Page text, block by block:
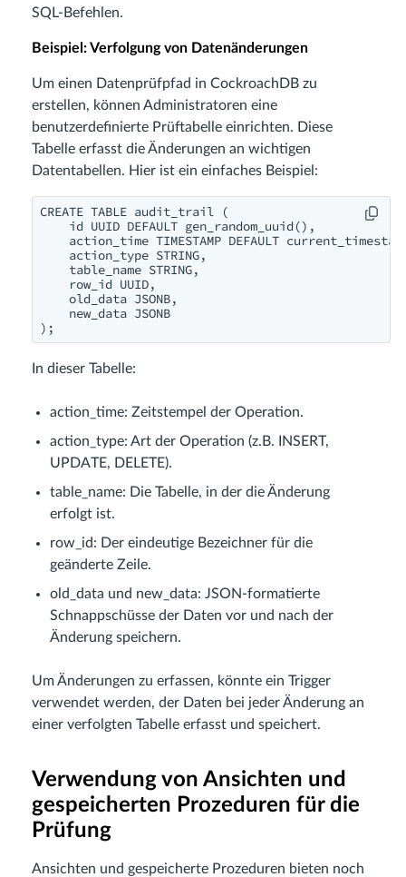
SQL-Befehlen.
Beispiel: Verfolgung von Datenänderungen
Um einen Datenprüfpfad in CockroachDB zu
erstellen, können Administratoren eine
benutzerdefinierte Prüftabelle einrichten. Diese
Tabelle erfasst die Änderungen an wichtigen
Datentabellen. Hier ist ein einfaches Beispiel:
CREATE TABLE audit_trail (
    id UUID DEFAULT gen_random_uuid(),
action_time TIMESTAMP DEFAULT
    action_type STRING,
    table_name STRING,
    row_id UUID,
    old_data JSONB,
    new_data JSONB
);
In dieser Tabelle:
action_time: Zeitstempel der Operation.
action_type: Art der Operation (z.B. INSERT,
UPDATE, DELETE).
table_name: Die Tabelle, in der die Änderung
erfolgt ist.
row_id: Der eindeutige Bezeichner für die
geänderte Zeile.
old_data und new_data: JSON-formatierte
Schnappschüsse der Daten vor und nach der
Änderung speichern.
Um Änderungen zu erfassen, könnte ein Trigger
verwendet werden, der Daten bei jeder Änderung an
einer verfolgten Tabelle erfasst und speichert.
Verwendung von Ansichten und
gespeicherten Prozeduren für die
Prüfung
Ansichten und gespeicherte Prozeduren bieten noch